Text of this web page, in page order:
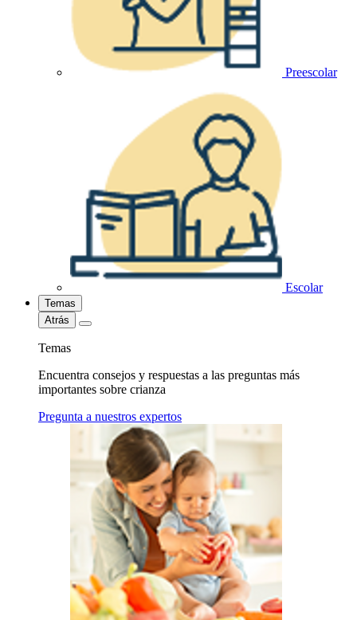
Preescolar
Escolar
Temas
Atrás
Temas
Encuentra consejos y respuestas a las preguntas más
importantes sobre crianza
Pregunta a nuestros expertos